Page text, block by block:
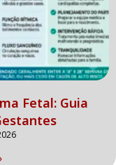
Fetal: Guia